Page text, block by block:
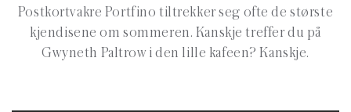
Postkortvakre Portfino tiltrekker seg ofte de største
kjendisene om sommeren. Kanskje treffer du på
Gwyneth Paltrow i den lille kafeen? Kanskje.